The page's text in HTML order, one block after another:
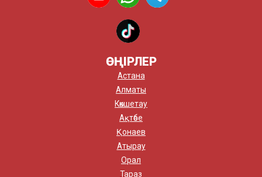
ӨҢІРЛЕР
Астана
Алматы
Көкшетау
Ақтөбе
Қонаев
Атырау
Орал
Тараз